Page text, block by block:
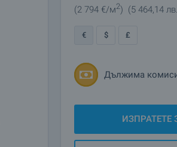
(2 794 €/м2) (5 464,14
€ $ £
Дължима
ИЗПРАТЕТЕ